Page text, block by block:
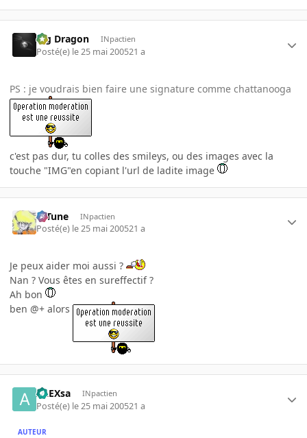
Big Dragon INpactien
Posté(e) le 25 mai 200521 a
PS : je voudrais bien faire une signature comme chattanooga
c'est pas dur, tu colles des smileys, ou des images avec la
touche "IMG"en copiant l'url de ladite image
D-Tune INpactien
Posté(e) le 25 mai 200521 a
Je peux aider moi aussi ?
Nan ? Vous êtes en sureffectif ?
Ah bon
ben @+ alors
ALEXsa INpactien
Posté(e) le 25 mai 200521 a
AUTEUR